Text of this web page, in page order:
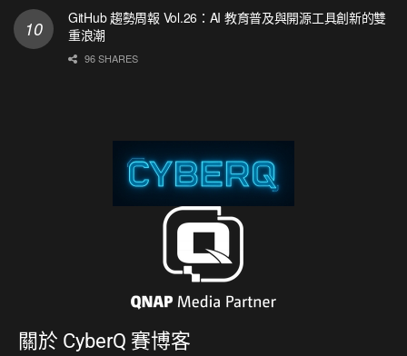
GitHub 趨勢周報 Vol.26：AI 教育普及與開源工具創新的雙
重浪潮
96 SHARES
關於 CyberQ 賽博客